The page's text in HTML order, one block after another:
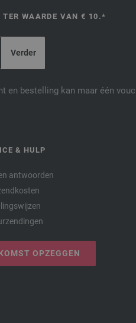
TER WAARDE VAN € 10.*
en bestelling kan maar één
& HULP
antwoorden
OPZEGGEN